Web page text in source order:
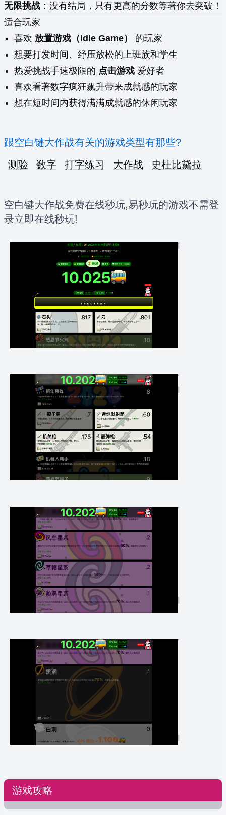
无限挑战 ：没有结局，只有更高的分数等著你去突破！
适合玩家
喜欢 放置游戏（Idle Game）
的玩家
想要打发时间、纾压放松的上班族和学生
热爱挑战手速极限的 点击游戏 爱好者
喜欢看著数字疯狂飙升带来成就感的玩家
想在短时间内获得满满成就感的休闲玩家
跟空白键大作战有关的游戏类型有那些?
测验
数字 打字练习 大作战 史杜比黛拉
空白键大作战免费在线秒玩,易秒玩的游戏不需登
录立即在线秒玩!
游戏攻略